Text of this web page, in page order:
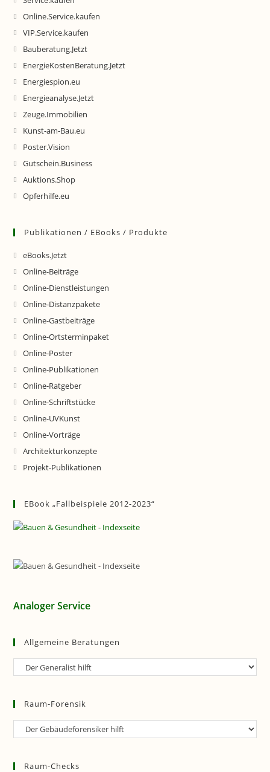
Online.Service.kaufen
VIP.Service.kaufen
Bauberatung.Jetzt
EnergieKostenBeratung.Jetzt
Energiespion.eu
Energieanalyse.Jetzt
Zeuge.Immobilien
Kunst-am-Bau.eu
Poster.Vision
Gutschein.Business
Auktions.Shop
Opferhilfe.eu
Publikationen / EBooks / Produkte
eBooks.Jetzt
Online-Beiträge
Online-Dienstleistungen
Online-Distanzpakete
Online-Gastbeiträge
Online-Ortsterminpaket
Online-Poster
Online-Publikationen
Online-Ratgeber
Online-Schriftstücke
Online-UVKunst
Online-Vorträge
Architekturkonzepte
Projekt-Publikationen
EBook „Fallbeispiele 2012-2023“
Analoger Service
Allgemeine Beratungen
Allgemeine
Raum-Forensik
Raum-
Raum-Checks